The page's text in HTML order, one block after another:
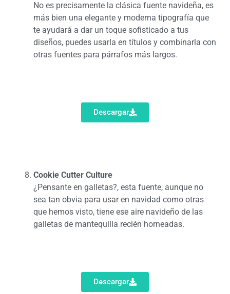
No es precisamente la clásica fuente navideña, es
más bien una elegante y moderna tipografía que
te ayudará a dar un toque sofisticado a tus
diseños, puedes usarla en títulos y combinarla con
otras fuentes para párrafos más largos.
Descargar
Cookie Cutter Culture
¿Pensante en galletas?, esta fuente, aunque no
sea tan obvia para usar en navidad como otras
que hemos visto, tiene ese aire navideño de las
galletas de mantequilla recién horneadas.
Descargar